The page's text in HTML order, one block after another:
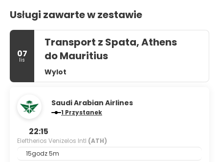
Usługi zawarte w zestawie
07
lis
Transport z Spata, Athens
do Mauritius
Wylot
Saudi Arabian Airlines
1 Przystanek
22:15
Eleftherios Venizelos Intl (ATH)
15godz 5m